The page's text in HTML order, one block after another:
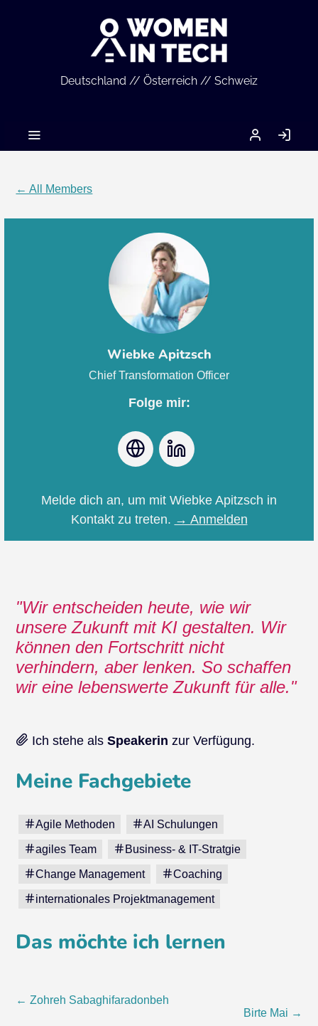
Deutschland // Österreich // Schweiz
MEIN
ACCOUNT
IN
← All Members
Wiebke Apitzsch
Chief Transformation Officer
Folge mir:
Webseite
Melde dich an, um mit Wiebke Apitzsch in
Kontakt zu treten. → Anmelden
Wir entscheiden heute, wie wir
unsere Zukunft mit KI gestalten. Wir
können den Fortschritt nicht
verhindern, aber lenken. So schaffen
wir eine lebenswerte Zukunft für alle.
Ich stehe alsSpeakerin zur Verfügung.
Meine Fachgebiete
Agile Methoden AI Schulungen
agiles Team Business- & IT-Stratgie
Change Management Coaching
internationales Projektmanagement
Das möchte ich lernen
Post
← Zohreh Sabaghifaradonbeh
Birte Mai →